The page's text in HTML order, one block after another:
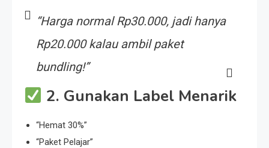
“Harga normal Rp30.000, jadi hanya
Rp20.000 kalau ambil paket
bundling!”
2. Gunakan Label Menarik
“Hemat 30%”
“Paket Pelajar”